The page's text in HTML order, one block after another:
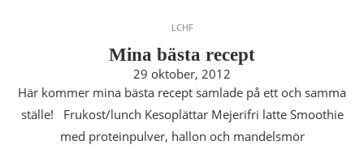
LCHF
Mina bästa recept
29 oktober, 2012
Här kommer mina bästa recept samlade på ett och samma
ställe! Frukost/lunch Kesoplättar Mejerifri latte Smoothie
med proteinpulver, hallon och mandelsmör